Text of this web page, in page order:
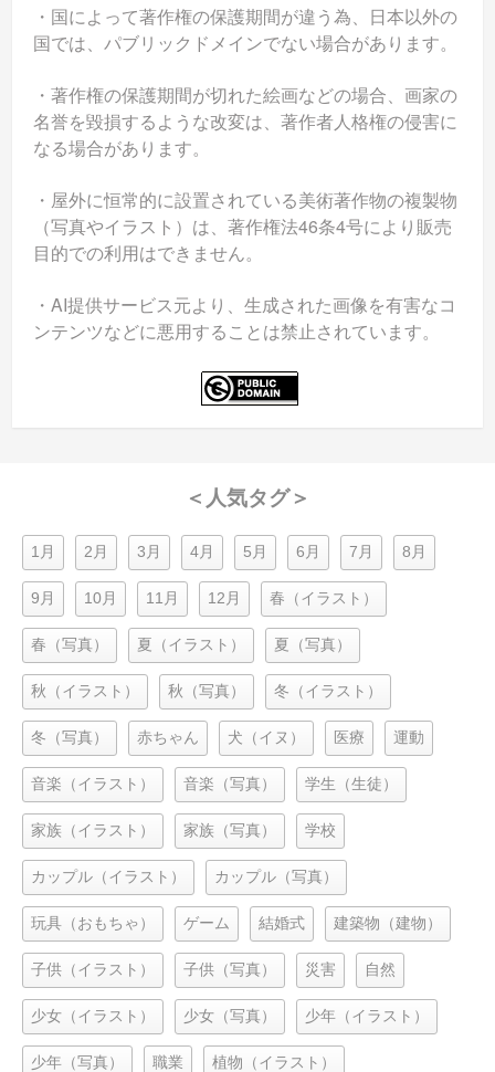
・国によって著作権の保護期間が違う為、日本以外の
国では、パブリックドメインでない場合があります。
・著作権の保護期間が切れた絵画などの場合、画家の
名誉を毀損するような改変は、著作者人格権の侵害に
なる場合があります。
・屋外に恒常的に設置されている美術著作物の複製物
（写真やイラスト）は、著作権法46条4号により販売
目的での利用はできません。
・AI提供サービス元より、生成された画像を有害なコ
ンテンツなどに悪用することは禁止されています。
＜人気タグ＞
1月 2月 3月 4月 5月 6月 7月 8月
9月 10月 11月 12月 春（イラスト）
春（写真） 夏（イラスト） 夏（写真）
秋（イラスト） 秋（写真） 冬（イラスト）
冬（写真） 赤ちゃん 犬（イヌ） 医療 運動
音楽（イラスト） 音楽（写真） 学生（生徒）
家族（イラスト） 家族（写真） 学校
カップル（イラスト） カップル（写真）
玩具（おもちゃ） ゲーム 結婚式 建築物（建物）
子供（イラスト） 子供（写真） 災害 自然
少女（イラスト） 少女（写真） 少年（イラスト）
少年（写真） 職業 植物（イラスト）